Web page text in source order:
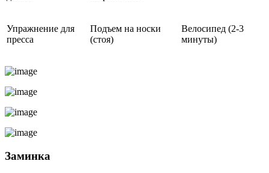
Упражнение для
пресса
Подъем на носки
(стоя)
Велосипед (2-3
минуты)
Заминка